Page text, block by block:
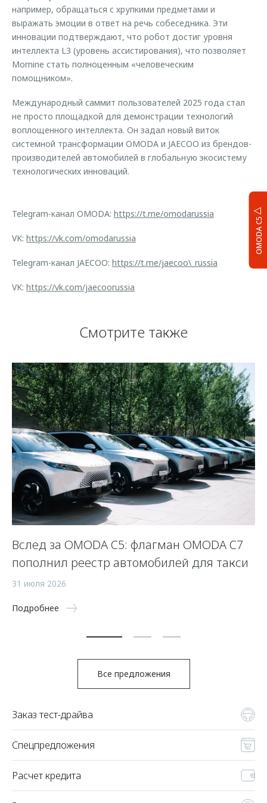
OMODA C5
например, обращаться с хрупкими предметами и
выражать эмоции в ответ на речь собеседника. Эти
инновации подтверждают, что робот достиг уровня
интеллекта L3 (уровень ассистирования), что позволяет
Mornine стать полноценным «человеческим
помощником».
Международный саммит пользователей 2025 года стал
не просто площадкой для демонстрации технологий
воплощенного интеллекта. Он задал новый виток
системной трансформации OMODA и JAECOO из брендов-
производителей автомобилей в глобальную экосистему
технологических инноваций.
Telegram-канал OMODA: https://t.me/omodarussia
VK: https://vk.com/omodarussia
Telegram-канал JAECOO: https://t.me/jaecoo\_russia
VK: https://vk.com/jaecoorussia
Смотрите также
Вслед за OMODA C5: флагман OMODA C7
пополнил реестр автомобилей для такси
31 июля 2026
Подробнее
Все предложения
Заказ тест-драйва
Спецпредложения
Расчет кредита